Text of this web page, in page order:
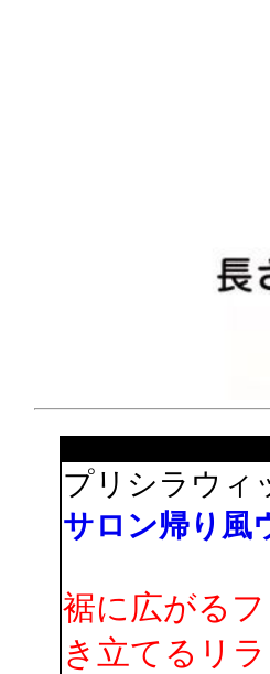
プリシラウィ
サロン帰り風
裾に広がる
き立てるリ